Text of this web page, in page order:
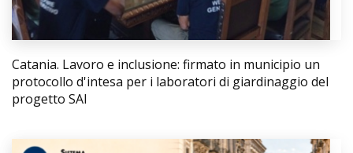
Catania. Lavoro e inclusione: firmato in municipio un
protocollo d'intesa per i laboratori di giardinaggio del
progetto SAI